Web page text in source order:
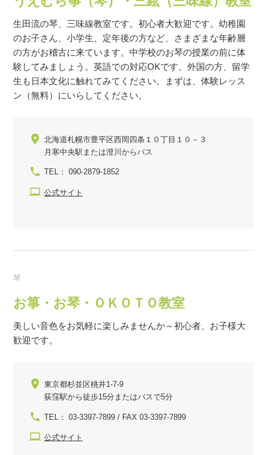
生田流の琴、三味線教室です。初心者大歓迎です。幼稚園
のお子さん、小学生、定年後の方など、さまざまな年齢層
の方がお稽古に来ています。中学校のお琴の授業の前に体
験してみましょう。英語での対応OKです。外国の方、留学
生も日本文化に触れてみてください。まずは、体験レッス
ン（無料）にいらしてください。
北海道札幌市豊平区西岡四条１０丁目１０－３
月寒中央駅または澄川からバス
TEL： 090-2879-1852
公式サイト
琴
お箏・お琴・ＯＫＯＴＯ教室
美しい音色をお気軽に楽しみませんか～初心者、お子様大
歓迎です。
東京都杉並区桃井1-7-9
荻窪駅から徒歩15分またはバスで5分
TEL： 03-3397-7899 / FAX 03-3397-7899
公式サイト